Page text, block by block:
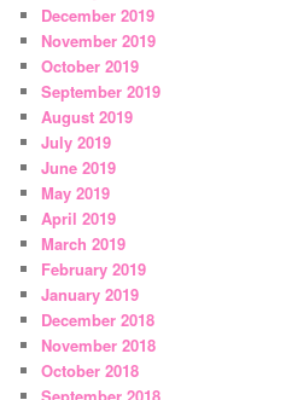
December 2019
November 2019
October 2019
September 2019
August 2019
July 2019
June 2019
May 2019
April 2019
March 2019
February 2019
January 2019
December 2018
November 2018
October 2018
September 2018